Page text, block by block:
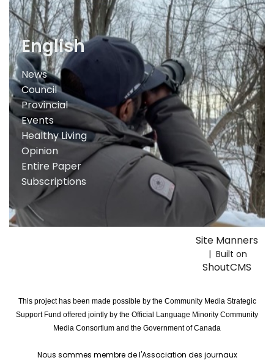
English
News
Council
Provincial
Events
Healthy Living
Opinion
Entire Paper
Subscriptions
Site Manners
| Built on
ShoutCMS
This project has been made possible by the Community Media Strategic
Support Fund offered jointly by the Official Language Minority Community
Media Consortium and the Government of Canada
Nous sommes membre de l'Association des journaux